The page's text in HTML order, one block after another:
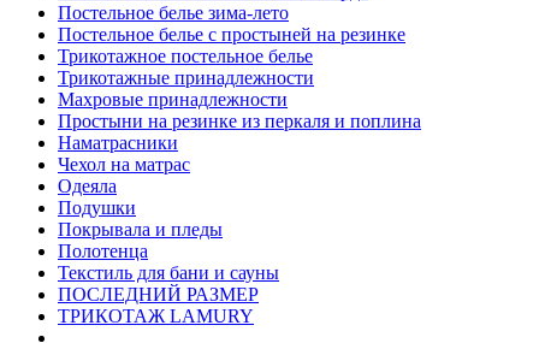
Постельное белье зима-лето
Постельное белье с простыней на резинке
Трикотажное постельное белье
Трикотажные принадлежности
Махровые принадлежности
Простыни на резинке из перкаля и поплина
Наматрасники
Чехол на матрас
Одеяла
Подушки
Покрывала и пледы
Полотенца
Текстиль для бани и сауны
ПОСЛЕДНИЙ РАЗМЕР
ТРИКОТАЖ LAMURY